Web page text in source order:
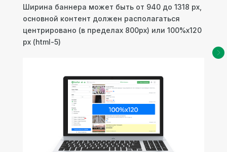
Ширина баннера может быть от 940 до 1318 px,
основной контент должен располагаться
центрировано (в пределах 800рх) или 100%х120
px (html-5)